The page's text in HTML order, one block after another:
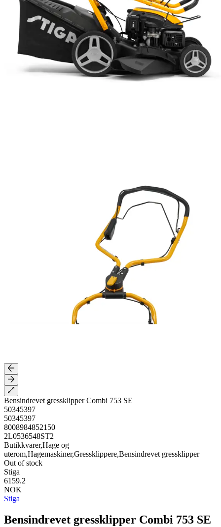
Bensindrevet gressklipper Combi 753 SE
50345397
50345397
8008984852150
2L0536548ST2
Butikkvarer,Hage og
uterom,Hagemaskiner,Gressklippere,Bensindrevet gressklipper
Out of stock
Stiga
6159.2
NOK
Stiga
Bensindrevet gressklipper Combi 753 SE